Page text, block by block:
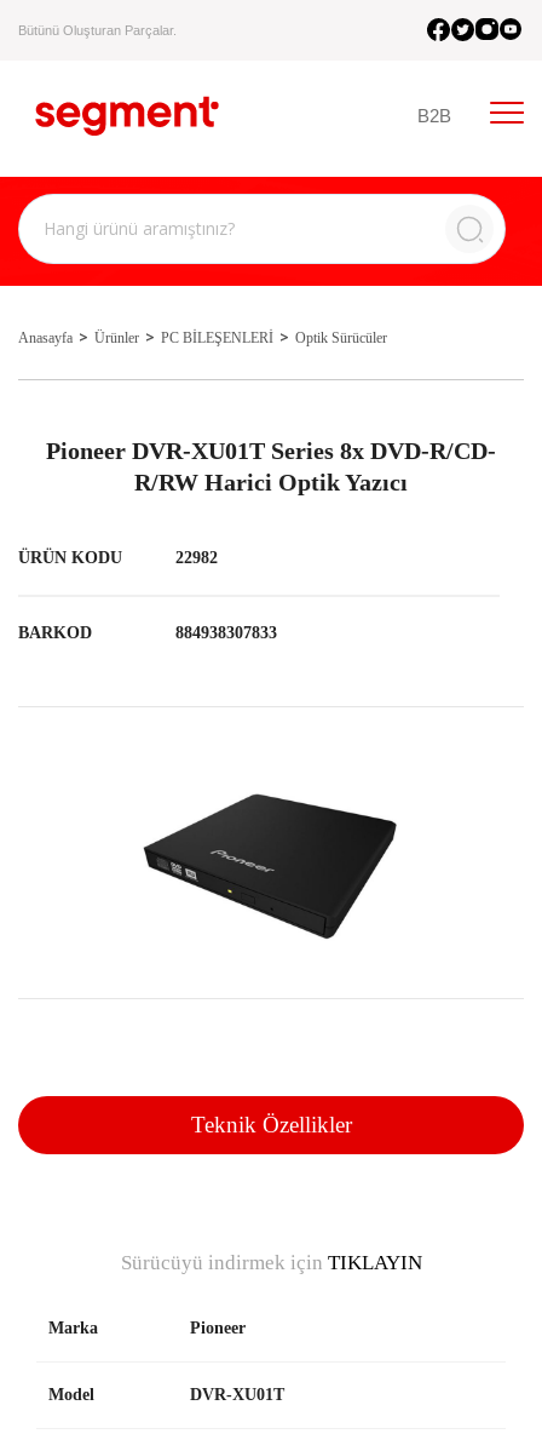
Bütünü Oluşturan Parçalar.
B2B
Anasayfa Ürünler PC BİLEŞENLERİ Optik Sürücüler
Pioneer DVR-XU01T Series 8x DVD-R/CD-
R/RW Harici Optik Yazıcı
ÜRÜN KODU 22982
BARKOD 884938307833
Teknik Özellikler
Sürücüyü indirmek için TIKLAYIN
Marka Pioneer
Model DVR-XU01T